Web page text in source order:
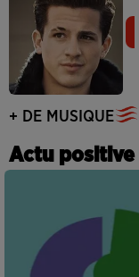
+ DE MUSIQUE
Actu positive